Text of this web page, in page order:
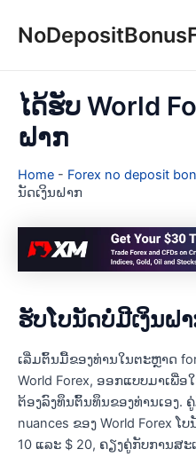
ໄດ້ຮັບ World
ຝາກ
Home - Forex no deposit
ນັດເງິນຝາກ
ຮັບໂບນັດບໍ່ມີເງິນຝ
ເລີ່ມຕົ້ນມື້ຂອງທ່ານໃນຕະຫຼາດ
World Forex, ອອກແບບມາເພື່
ຕ້ອງລົງທຶນຕົ້ນທຶນຂອງທ່ານເອງ.
nuances ຂອງ World Forex ໂ
10 ແລະ $ 20, ຄຽງຄູ່ກັບການສ